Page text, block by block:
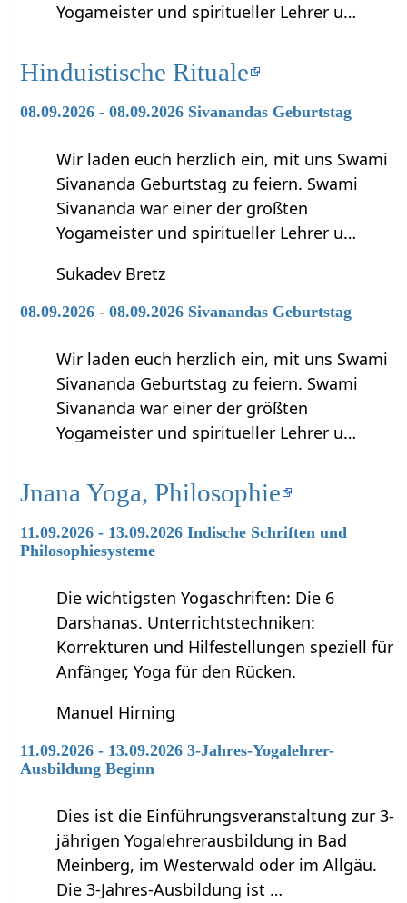
Yogameister und spiritueller Lehrer u…
Hinduistische Rituale
08.09.2026 - 08.09.2026 Sivanandas Geburtstag
Wir laden euch herzlich ein, mit uns Swami
Sivananda Geburtstag zu feiern. Swami
Sivananda war einer der größten
Yogameister und spiritueller Lehrer u…
Sukadev Bretz
08.09.2026 - 08.09.2026 Sivanandas Geburtstag
Wir laden euch herzlich ein, mit uns Swami
Sivananda Geburtstag zu feiern. Swami
Sivananda war einer der größten
Yogameister und spiritueller Lehrer u…
Jnana Yoga, Philosophie
11.09.2026 - 13.09.2026 Indische Schriften und
Philosophiesysteme
Die wichtigsten Yogaschriften: Die 6
Darshanas. Unterrichtstechniken:
Korrekturen und Hilfestellungen speziell für
Anfänger, Yoga für den Rücken.
Manuel Hirning
11.09.2026 - 13.09.2026 3-Jahres-Yogalehrer-
Ausbildung Beginn
Dies ist die Einführungsveranstaltung zur 3-
jährigen Yogalehrerausbildung in Bad
Meinberg, im Westerwald oder im Allgäu.
Die 3-Jahres-Ausbildung ist …